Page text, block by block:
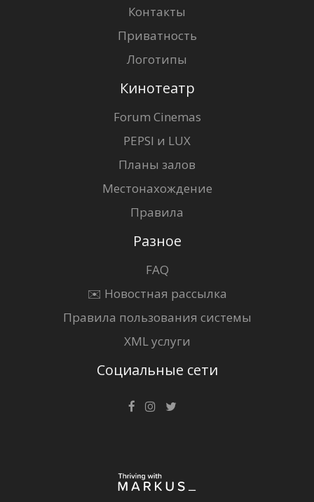
Контакты
Приватность
Логотипы
Кинотеатр
Forum Cinemas
PEPSI и LUX
Планы залов
Местонахождение
Правила
Разное
FAQ
✉️ Новостная рассылка
Правила пользования системы
XML услуги
Социальные сети